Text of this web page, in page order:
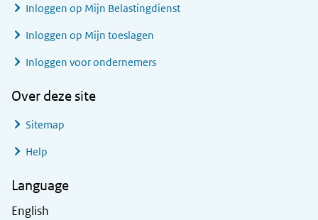
Inloggen op Mijn Belastingdienst
Inloggen op Mijn toeslagen
Inloggen voor ondernemers
Over deze site
Sitemap
Help
Language
English